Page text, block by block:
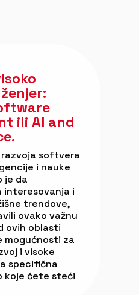
ili AI and
razvoja softvera
i nauke
je da
interesovanja i
trendove,
ovako važnu
ovih oblasti
mogućnosti za
i visoke
specifična
koje ćete steći